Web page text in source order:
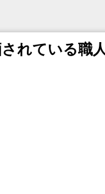
れている職